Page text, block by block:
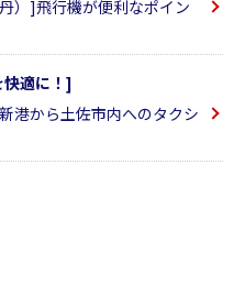
）]飛行機が便利なポイン
快適に！]
港から土佐市内へのタクシ